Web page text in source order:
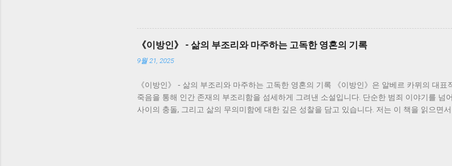
터는 전쟁 후 삶의 낙오자로 전락한 인물입니다. 그는 젊은 시절의 꿈과 열정을 잃어버리고,
달립니다. 아버지와의 관계는 그러한 그의 내면 갈등을 더욱 증폭시키는 촉매제가 됩니다. 아
며, 변화하는 시대에 적응하지 못하는 모습을 보여줍니다. 지미는 아버지의 낡은 가치관과 엄
버지에 대한 애증과 미련을 버리지 못합니다. 이러한 부자간의 끊임없는 갈등은, 전쟁 세대와
고 낡은 질서와 새로운 시대의 충돌을 상징적으로 보여줍니다. 저는 지미의 혼란스러운 감정
중재를 시도하지만, 그녀의 노력은 결국 무력하게 끝나고 맙니다. 어머니의 존재는 가족 내
며, 가족이라는 울타리 안에서조차 개인의 고독과 상처는 쉽게 치유되지 않는다는 것을 보여
인 모습에서, 가족의 의미와 책임에 대해 다시 한번 생각해 보았습니다. 가족이라는 공동체
《이방인》 - 삶의 부조리와 마주하는 고독한 영혼의 기록
9월 21, 2025
《이방인》 - 삶의 부조리와 마주하는 고독한 영혼의 기록 《이방인》은 알베르 카뮈의 대표
죽음을 통해 인간 존재의 부조리함을 섬세하게 그려낸 소설입니다. 단순한 범죄 이야기를 넘
사이의 충돌, 그리고 삶의 무의미함에 대한 깊은 성찰을 담고 있습니다. 저는 이 책을 읽으면
으로 시작합니다. 하지만 뫼르소는 어머니의 죽음에 대한 슬픔이나 애도를 표현하지 않습니